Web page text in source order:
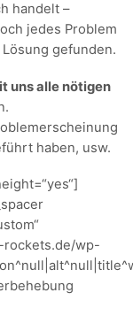
handelt –
jedes Problem
gefunden.
uns alle nötigen
haben, usw.
rockets.de/wp-